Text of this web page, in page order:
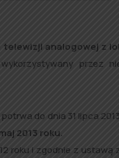
telewizji analogowej z
przez
do dnia 31 lipca
2013 roku.
roku i zgodnie z ustawą